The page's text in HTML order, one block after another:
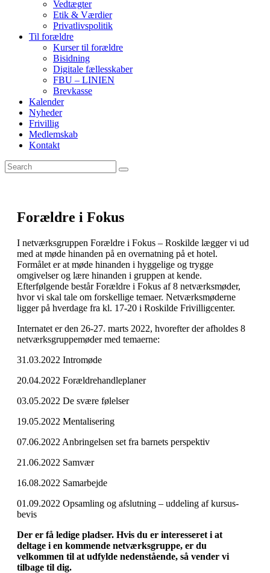
Vedtægter
Etik & Værdier
Privatlivspolitik
Til forældre
Kurser til forældre
Bisidning
Digitale fællesskaber
FBU – LINIEN
Brevkasse
Kalender
Nyheder
Frivillig
Medlemskab
Kontakt
Forældre i Fokus
I netværksgruppen Forældre i Fokus – Roskilde lægger vi ud
med at møde hinanden på en overnatning på et hotel.
Formålet er at møde hinanden i hyggelige og trygge
omgivelser og lære hinanden i gruppen at kende.
Efterfølgende består Forældre i Fokus af 8 netværksmøder,
hvor vi skal tale om forskellige temaer. Netværksmøderne
ligger på hverdage fra kl. 17-20 i Roskilde Frivilligcenter.
Internatet er den 26-27. marts 2022, hvorefter der afholdes 8
netværksgruppemøder med temaerne:
31.03.2022 Intromøde
20.04.2022 Forældrehandleplaner
03.05.2022 De svære følelser
19.05.2022 Mentalisering
07.06.2022 Anbringelsen set fra barnets perspektiv
21.06.2022 Samvær
16.08.2022 Samarbejde
01.09.2022 Opsamling og afslutning – uddeling af kursus-
bevis
Der er få ledige pladser. Hvis du er interesseret i at
deltage i en kommende netværksgruppe, er du
velkommen til at udfylde nedenstående, så vender vi
tilbage til dig.